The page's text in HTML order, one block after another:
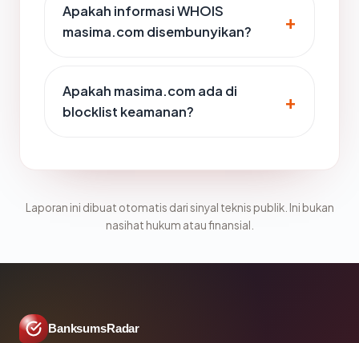
Apakah informasi WHOIS
masima.com disembunyikan?
Apakah masima.com ada di
blocklist keamanan?
Laporan ini dibuat otomatis dari sinyal teknis publik. Ini bukan
nasihat hukum atau finansial.
BanksumsRadar